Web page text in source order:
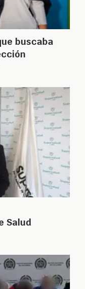
buscaba
Salud